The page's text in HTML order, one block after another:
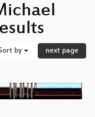
by next page